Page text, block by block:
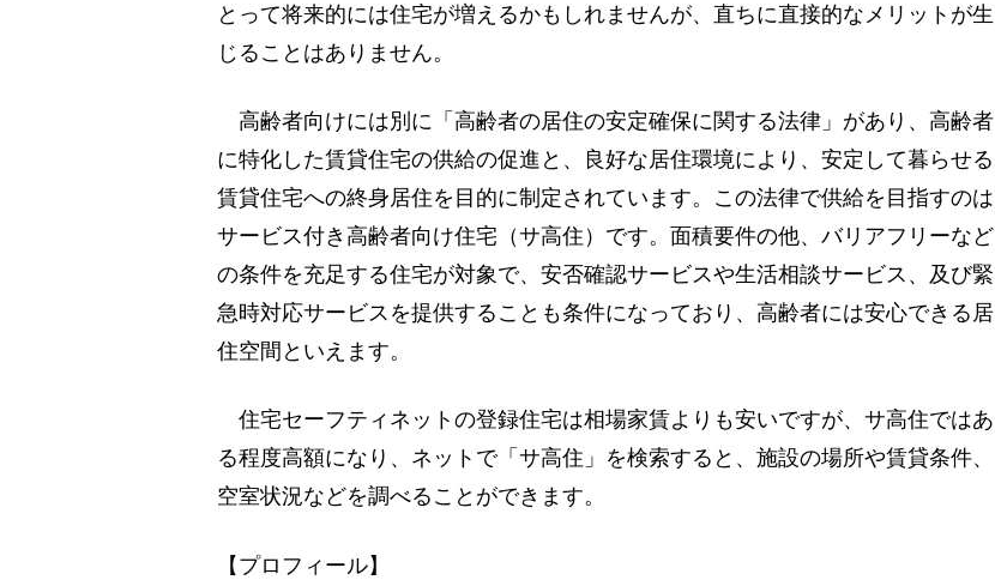
とって将来的には住宅が増えるかもしれませんが、直ちに直接的なメリットが生
じることはありません。
高齢者向けには別に「高齢者の居住の安定確保に関する法律」があり、高齢者
に特化した賃貸住宅の供給の促進と、良好な居住環境により、安定して暮らせる
賃貸住宅への終身居住を目的に制定されています。この法律で供給を目指すのは
サービス付き高齢者向け住宅（サ高住）です。面積要件の他、バリアフリーなど
の条件を充足する住宅が対象で、安否確認サービスや生活相談サービス、及び緊
急時対応サービスを提供することも条件になっており、高齢者には安心できる居
住空間といえます。
住宅セーフティネットの登録住宅は相場家賃よりも安いですが、サ高住ではあ
る程度高額になり、ネットで「サ高住」を検索すると、施設の場所や賃貸条件、
空室状況などを調べることができます。
【プロフィール】